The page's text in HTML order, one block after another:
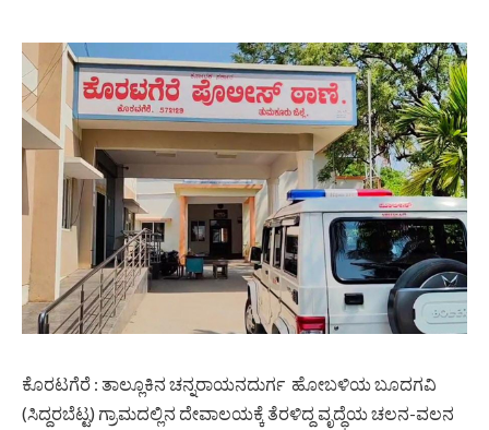
ಕೊರಟಗೆರೆ : ತಾಲ್ಲೂಕಿನ ಚನ್ನರಾಯನದುರ್ಗ ಹೋಬಳಿಯ ಬೂದಗವಿ
(ಸಿದ್ದರಬೆಟ್ಟ) ಗ್ರಾಮದಲ್ಲಿನ ದೇವಾಲಯಕ್ಕೆ ತೆರಳಿದ್ದ ವೃದ್ಧೆಯ ಚಲನ-ವಲನ